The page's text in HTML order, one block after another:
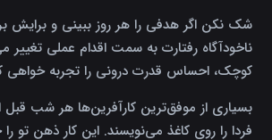
شک نکن اگر هدفی را هر روز ببینی و برایش
ناخودآگاه رفتارت به سمت اقدام عملی تغییر
کوچک، احساس قدرت درونی را تجربه خواهی
بسیاری از موفق‌ترین کارآفرین‌ها هر شب
فردا را روی کاغذ می‌نویسند. این کار ذهن تو